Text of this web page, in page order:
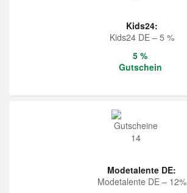
Kids24:
Kids24 DE – 5 %
5 %
Gutschein
Modetalente DE:
Modetalente DE – 12%